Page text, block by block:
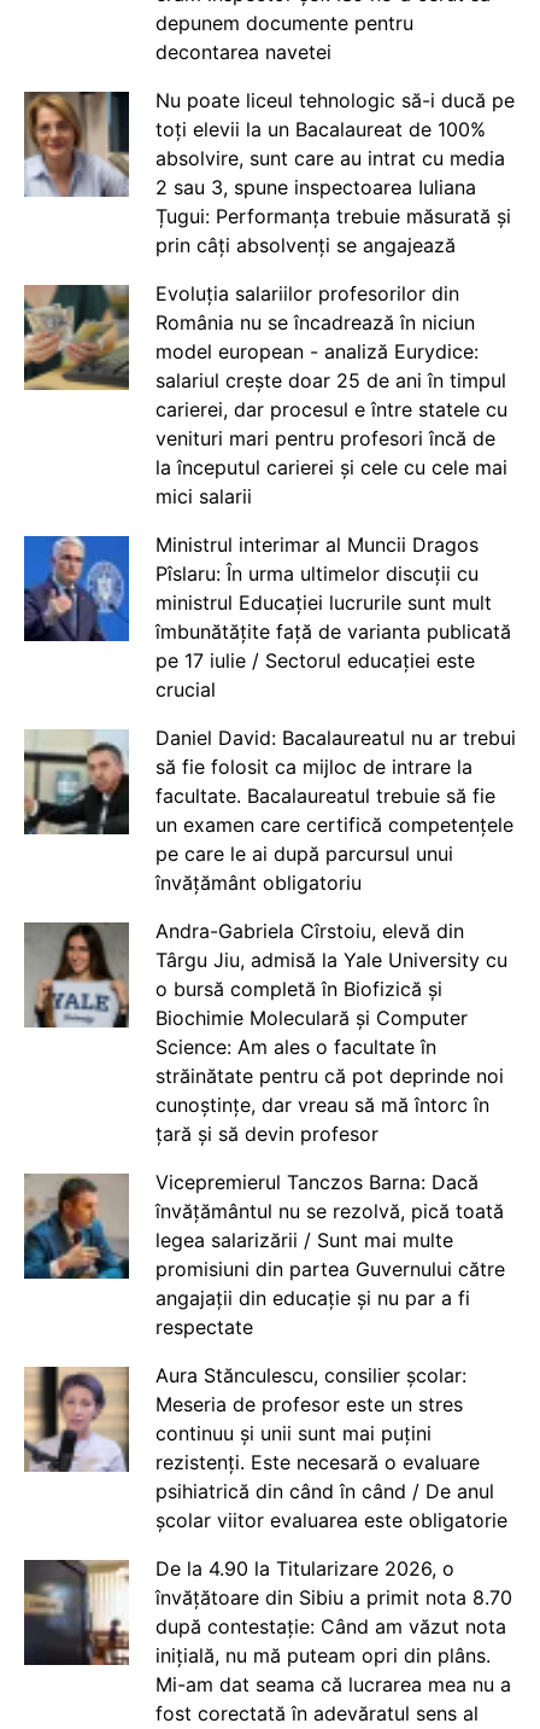
depunem documente pentru
decontarea navetei
Nu poate liceul tehnologic să-i ducă pe
toți elevii la un Bacalaureat de 100%
absolvire, sunt care au intrat cu media
2 sau 3, spune inspectoarea Iuliana
Țugui: Performanța trebuie măsurată și
prin câți absolvenți se angajează
Evoluția salariilor profesorilor din
România nu se încadrează în niciun
model european - analiză Eurydice:
salariul crește doar 25 de ani în timpul
carierei, dar procesul e între statele cu
venituri mari pentru profesori încă de
la începutul carierei și cele cu cele mai
mici salarii
Ministrul interimar al Muncii Dragos
Pîslaru: În urma ultimelor discuții cu
ministrul Educației lucrurile sunt mult
îmbunătățite față de varianta publicată
pe 17 iulie / Sectorul educației este
crucial
Daniel David: Bacalaureatul nu ar trebui
să fie folosit ca mijloc de intrare la
facultate. Bacalaureatul trebuie să fie
un examen care certifică competențele
pe care le ai după parcursul unui
învățământ obligatoriu
Andra-Gabriela Cîrstoiu, elevă din
Târgu Jiu, admisă la Yale University cu
o bursă completă în Biofizică și
Biochimie Moleculară și Computer
Science: Am ales o facultate în
străinătate pentru că pot deprinde noi
cunoștințe, dar vreau să mă întorc în
țară și să devin profesor
Vicepremierul Tanczos Barna: Dacă
învățământul nu se rezolvă, pică toată
legea salarizării / Sunt mai multe
promisiuni din partea Guvernului către
angajații din educație și nu par a fi
respectate
Aura Stănculescu, consilier școlar:
Meseria de profesor este un stres
continuu și unii sunt mai puțini
rezistenți. Este necesară o evaluare
psihiatrică din când în când / De anul
școlar viitor evaluarea este obligatorie
De la 4.90 la Titularizare 2026, o
învățătoare din Sibiu a primit nota 8.70
după contestație: Când am văzut nota
inițială, nu mă puteam opri din plâns.
Mi-am dat seama că lucrarea mea nu a
fost corectată în adevăratul sens al